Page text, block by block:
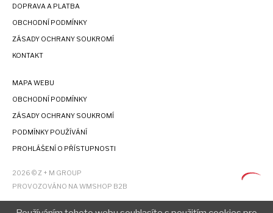
DOPRAVA A PLATBA
OBCHODNÍ PODMÍNKY
ZÁSADY OCHRANY SOUKROMÍ
KONTAKT
MAPA WEBU
OBCHODNÍ PODMÍNKY
ZÁSADY OCHRANY SOUKROMÍ
PODMÍNKY POUŽÍVÁNÍ
PROHLÁŠENÍ O PŘÍSTUPNOSTI
2026 © Z + M GROUP
PROVOZOVÁNO NA WMSHOP B2B